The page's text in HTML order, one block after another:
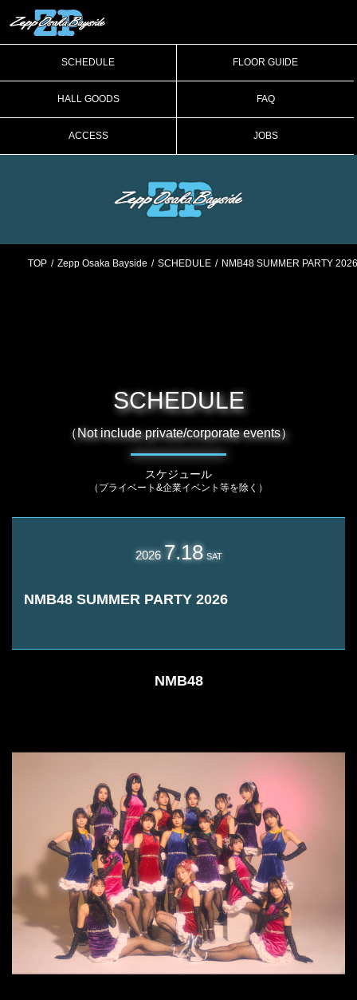
SCHEDULE FLOOR GUIDE
HALL GOODS FAQ
ACCESS JOBS
TOP Zepp Osaka Bayside SCHEDULE NMB48 SUMMER PARTY 2026
SCHEDULE
（Not include private/corporate events）
スケジュール
（プライベート&企業イベント等を除く）
2026 7.18 SAT
NMB48 SUMMER PARTY 2026
NMB48